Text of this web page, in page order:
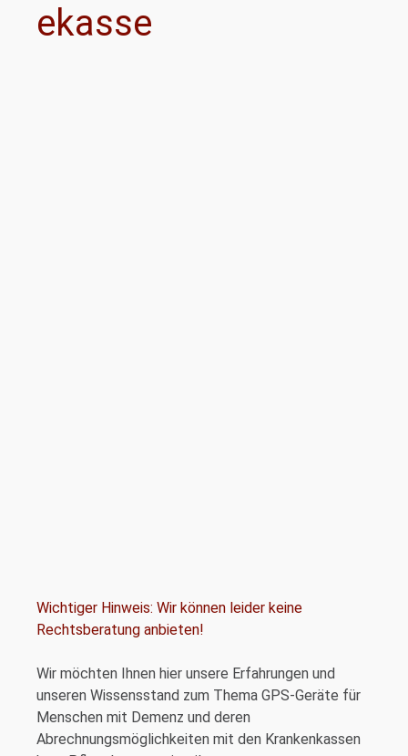
ekasse
Wichtiger Hinweis: Wir können leider keine
Rechtsberatung anbieten!
Wir möchten Ihnen hier unsere Erfahrungen und
unseren Wissensstand zum Thema GPS-Geräte für
Menschen mit Demenz und deren
Abrechnungsmöglichkeiten mit den Krankenkassen